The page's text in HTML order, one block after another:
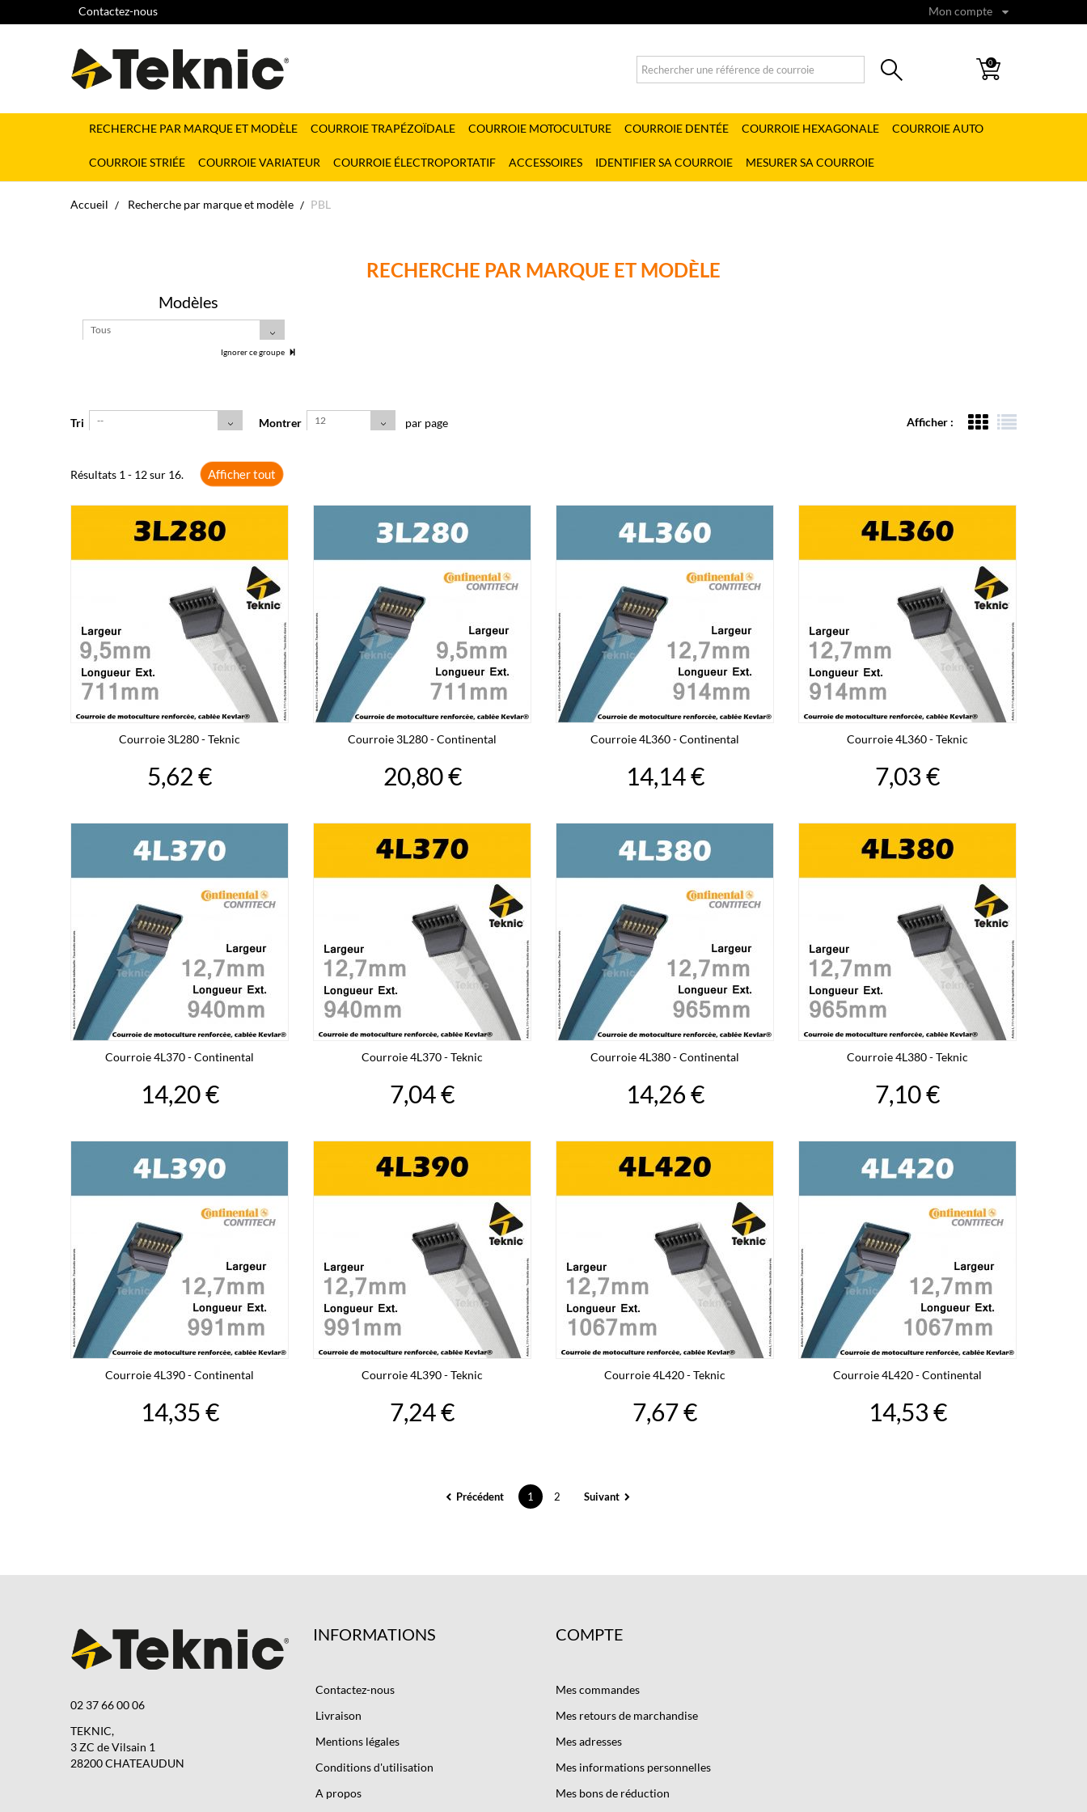
Mon compte
Contactez-nous
0
RECHERCHE PAR MARQUE ET MODÈLE COURROIE TRAPÉZOÏDALE COURROIE MOTOCULTURE COURROIE DENTÉE COURROIE HEXAGONALE COURROIE AUTO
COURROIE STRIÉE COURROIE VARIATEUR COURROIE ÉLECTROPORTATIF ACCESSOIRES IDENTIFIER SA COURROIE MESURER SA COURROIE
Accueil Recherche par marque et modèle PBL
RECHERCHE PAR MARQUE ET MODÈLE
Modèles
Tous
Ignorer ce groupe
Afficher :
Tri -- Montrer 12 par page
Résultats 1 - 12 sur 16. Afficher tout
Courroie 3L280 - Teknic
5,62 €
Courroie 3L280 - Continental
20,80 €
Courroie 4L360 - Continental
14,14 €
Courroie 4L360 - Teknic
7,03 €
Courroie 4L370 - Continental
14,20 €
Courroie 4L370 - Teknic
7,04 €
Courroie 4L380 - Continental
14,26 €
Courroie 4L380 - Teknic
7,10 €
Courroie 4L390 - Continental
14,35 €
Courroie 4L390 - Teknic
7,24 €
Courroie 4L420 - Teknic
7,67 €
Courroie 4L420 - Continental
14,53 €
Précédent 1 2 Suivant
02 37 66 00 06
TEKNIC,
3 ZC de Vilsain 1
28200 CHATEAUDUN
INFORMATIONS
Contactez-nous
Livraison
Mentions légales
Conditions d'utilisation
A propos
COMPTE
Mes commandes
Mes retours de marchandise
Mes adresses
Mes informations personnelles
Mes bons de réduction